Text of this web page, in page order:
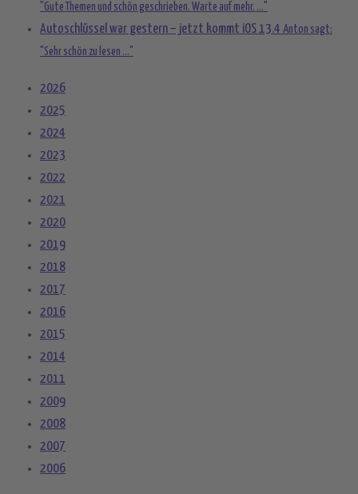
"Gute Themen und schön geschrieben. Warte auf mehr. ..."
Autoschlüssel war gestern – jetzt kommt iOS 13.4 Anton sagt:
"Sehr schön zu lesen ..."
2026
2025
2024
2023
2022
2021
2020
2019
2018
2017
2016
2015
2014
2011
2009
2008
2007
2006